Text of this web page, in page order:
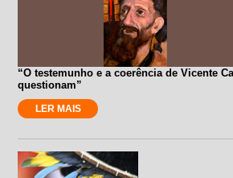
“O testemunho e a coerência de Vicente
questionam”
LER MAIS